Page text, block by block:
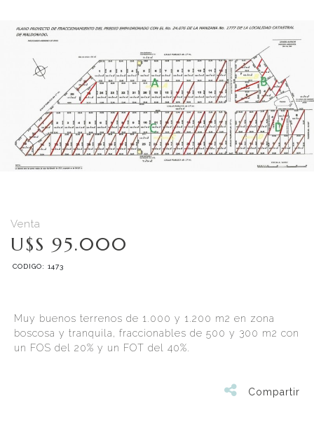
Venta
U$S 95.000
CODIGO: 1473
Muy buenos terrenos de 1.000 y 1.200 m2 en zona
boscosa y tranquila, fraccionables de 500 y 300 m2 con
un FOS del 20% y un FOT del 40%.
Compartir